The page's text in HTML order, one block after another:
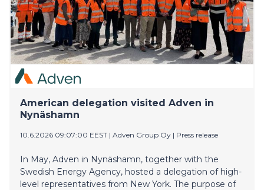
American delegation visited Adven in
Nynäshamn
10.6.2026 09:07:00 EEST | Adven Group Oy | Press release
In May, Adven in Nynäshamn, together with the
Swedish Energy Agency, hosted a delegation of high-
level representatives from New York. The purpose of